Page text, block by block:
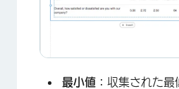
最小値： 収集された最